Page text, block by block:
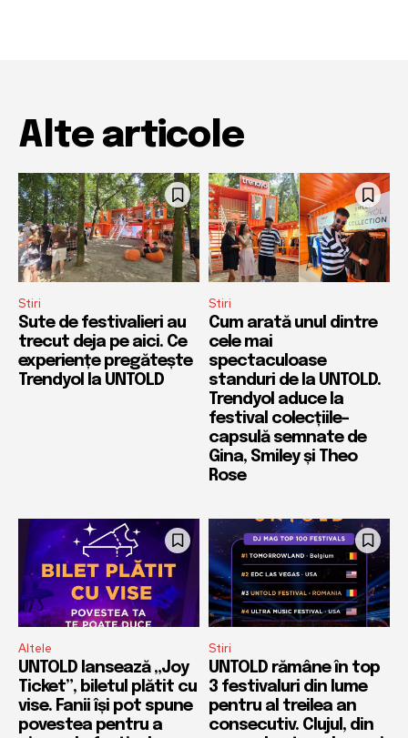
Alte articole
Stiri
Sute de festivalieri au
trecut deja pe aici. Ce
experiențe pregătește
Trendyol la UNTOLD
Stiri
Cum arată unul dintre
cele mai
spectaculoase
standuri de la UNTOLD.
Trendyol aduce la
festival colecțiile-
capsulă semnate de
Gina, Smiley și Theo
Rose
Altele
UNTOLD lansează „Joy
Ticket”, biletul plătit cu
vise. Fanii își pot spune
povestea pentru a
Stiri
UNTOLD rămâne în top
3 festivaluri din lume
pentru al treilea an
consecutiv. Clujul, din